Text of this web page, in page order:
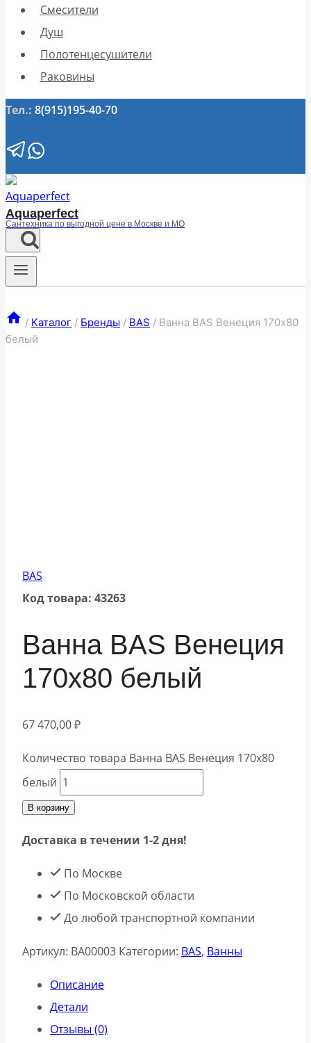
Смесители
Душ
Полотенцесушители
Раковины
Тел.: 8(915)195-40-70
Aquaperfect
Сантехника по выгодной цене в Москве и МО
/ Каталог / Бренды / BAS / Ванна BAS Венеция 170х80
белый
BAS
Код товара: 43263
Ванна BAS Венеция
170х80 белый
67 470,00₽
Количество товара Ванна BAS Венеция 170х80
белый
В корзину
Доставка в течении 1-2 дня!
По Москве
По Московской области
До любой транспортной компании
Артикул: ВА00003 Категории: BAS, Ванны
Описание
Детали
Отзывы (0)